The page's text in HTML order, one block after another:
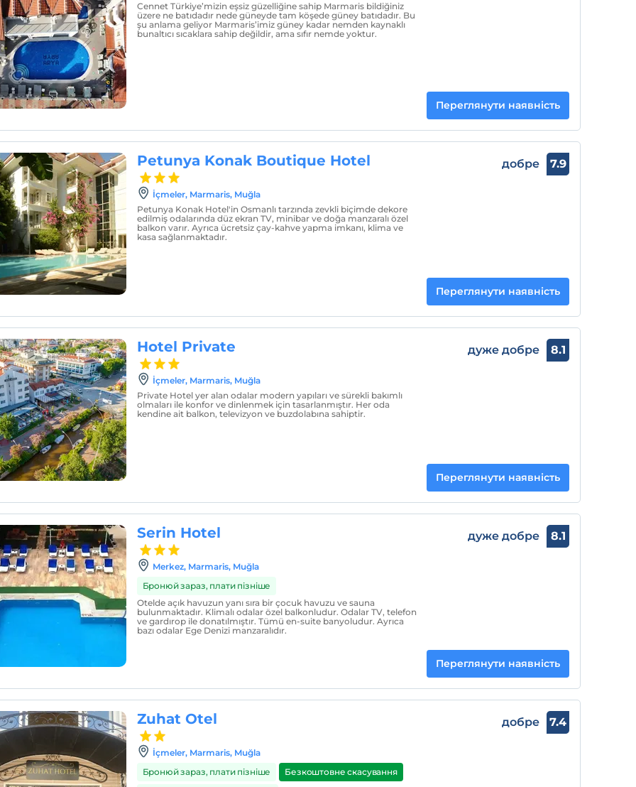
Cennet Türkiye’mizin eşsiz güzelliğine sahip Marmaris bildiğiniz
üzere ne batıdadır nede güneyde tam köşede güney batıdadır. Bu
şu anlama geliyor Marmaris’imiz güney kadar nemden kaynaklı
bunaltıcı sıcaklara sahip değildir, ama sıfır nemde yoktur.
Переглянути наявність
Petunya Konak Boutique Hotel
İçmeler, Marmaris, Muğla
Petunya Konak Hotel'in Osmanlı tarzında zevkli biçimde dekore
edilmiş odalarında düz ekran TV, minibar ve doğa manzaralı özel
balkon varır. Ayrıca ücretsiz çay-kahve yapma imkanı, klima ve
kasa sağlanmaktadır.
добре 7.9
Переглянути наявність
Hotel Private
İçmeler, Marmaris, Muğla
Private Hotel yer alan odalar modern yapıları ve sürekli bakımlı
olmaları ile konfor ve dinlenmek için tasarlanmıştır. Her oda
kendine ait balkon, televizyon ve buzdolabına sahiptir.
дуже добре 8.1
Переглянути наявність
Serin Hotel
Merkez, Marmaris, Muğla
Бронюй зараз, плати пізніше
Otelde açık havuzun yanı sıra bir çocuk havuzu ve sauna
bulunmaktadır. Klimalı odalar özel balkonludur. Odalar TV, telefon
ve gardırop ile donatılmıştır. Tümü en-suite banyoludur. Ayrıca
bazı odalar Ege Denizi manzaralıdır.
дуже добре 8.1
Переглянути наявність
Zuhat Otel
İçmeler, Marmaris, Muğla
Бронюй зараз, плати пізніше
Безкоштовне скасування
добре 7.4